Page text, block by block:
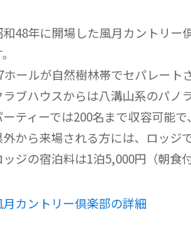
和48年に開場した風月カントリー
ホールが自然樹林帯でセパレート
ラブハウスからは八溝山系のパノ
ーティーでは200名まで収容可能
外から来場される方には、ロッジ
ッジの宿泊料は1泊5,000円（朝食
月カントリー倶楽部の詳細